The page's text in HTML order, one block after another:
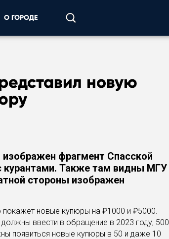
О ГОРОДЕ
новую
фрагмент Спасской
Также там видны МГУ
стороны изображен
новые купюры на ₽1000 и ₽5000.
ввести в обращение в 2023 году, 500
появиться новые купюры в 50 и даже 10